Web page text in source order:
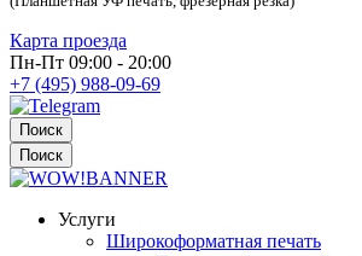
Карта проезда
Пн-Пт 09:00 - 20:00
+7 (495) 988-09-69
Поиск
Поиск
Услуги
Широкоформатная печать